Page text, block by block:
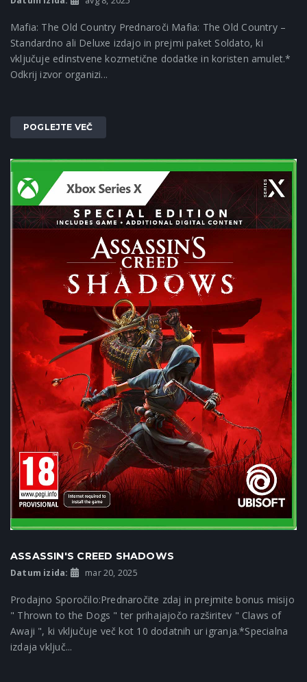
Mafia: The Old Country Prednaroči Mafia: The Old Country –
Standardno ali Deluxe izdajo in prejmi paket Soldato, ki
vključuje edinstvene kozmetične dodatke in koristen amulet.*
Odkrij izvor organizi...
POGLEJTE VEČ
ASSASSIN'S CREED SHADOWS
Datum izida: mar 20, 2025
Prodajno Sporočilo:Prednaročite zdaj in prejmite bonus misijo
" Thrown to the Dogs " ter prihajajočo razširitev " Claws of
Awaji ", ki vključuje več kot 10 dodatnih ur igranja.*Specialna
izdaja vključ...